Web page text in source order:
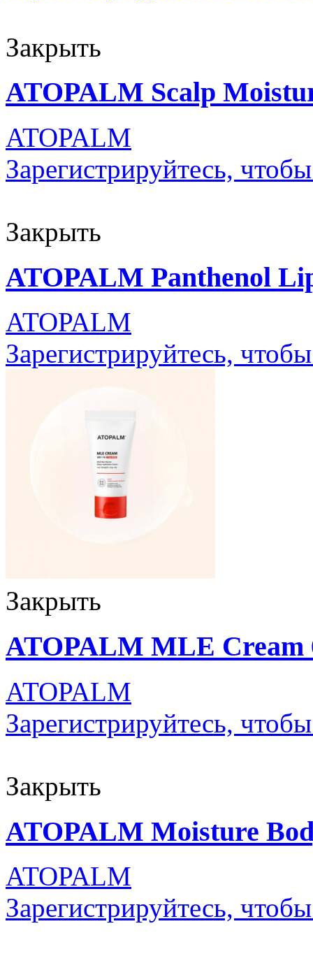
Закрыть
ATOPALM Scalp
ATOPALM
Зарегистрируйтесь,
Закрыть
ATOPALM Panthenol
ATOPALM
Зарегистрируйтесь,
Закрыть
ATOPALM MLE Cream
ATOPALM
Зарегистрируйтесь,
Закрыть
ATOPALM Moisture
ATOPALM
Зарегистрируйтесь,